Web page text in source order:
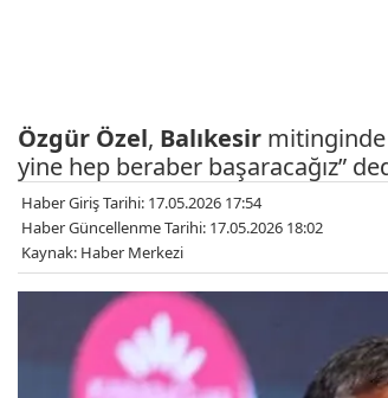
Özgür Özel, Balıkesir mitinginde
yine hep beraber başaracağız”
Haber Giriş Tarihi: 17.05.2026 17:54
Haber Güncellenme Tarihi: 17.05.2026 18:02
Kaynak: Haber Merkezi